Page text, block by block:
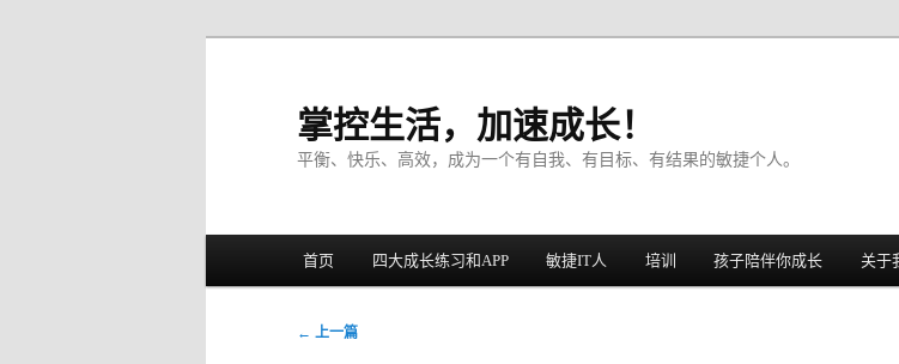
掌控生活，加速成长！
平衡、快乐、高效，成为一个有自我、有目标、有结果的敏捷个人。
跳至主内容区域
跳至副内容区域
首页 四大成长练习和APP 敏捷IT人 培训 孩子陪伴你成长 关于
文章导航
← 上一篇